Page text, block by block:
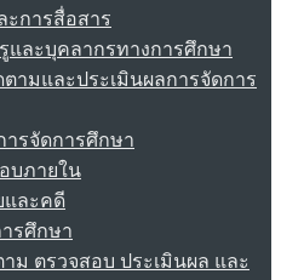
ะการสื่อสาร
ละบุคลากรทางการศึกษา
ามและประเมินผลการจัดการ
ารจัดการศึกษา
บภายใน
ละคดี
รศึกษา
ม ตรวจสอบ ประเมินผล และ